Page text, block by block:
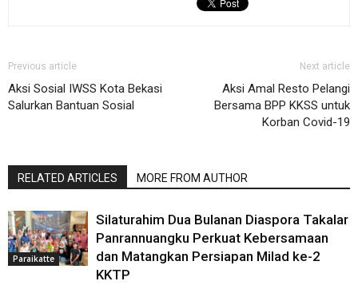
Previous article
Aksi Sosial IWSS Kota Bekasi
Salurkan Bantuan Sosial
Next article
Aksi Amal Resto Pelangi
Bersama BPP KKSS untuk
Korban Covid-19
RELATED ARTICLES MORE FROM AUTHOR
Paraikatte
Silaturahim Dua Bulanan Diaspora Takalar
Panrannuangku Perkuat Kebersamaan
dan Matangkan Persiapan Milad ke-2
KKTP